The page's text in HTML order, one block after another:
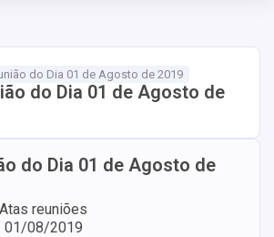
do Dia 01 de Agosto de 2019
do Dia 01 de Agosto de
do Dia 01 de Agosto de
reuniões
01/08/2019